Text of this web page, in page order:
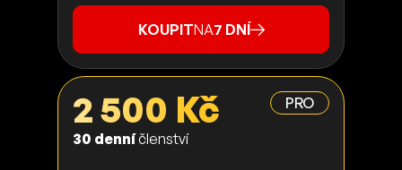
KOUPITNA7 DNÍ
PRO
2 500 Kč
30 denníčlenství